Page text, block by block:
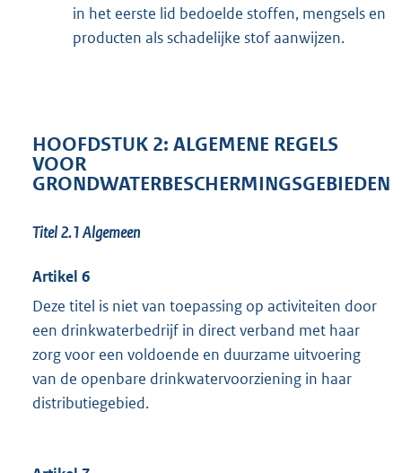
in het eerste lid bedoelde stoffen, mengsels en
producten als schadelijke stof aanwijzen.
HOOFDSTUK 2: ALGEMENE REGELS
VOOR
GRONDWATERBESCHERMINGSGEBIEDEN
Titel 2.1 Algemeen
Artikel 6
Deze titel is niet van toepassing op activiteiten door
een drinkwaterbedrijf in direct verband met haar
zorg voor een voldoende en duurzame uitvoering
van de openbare drinkwatervoorziening in haar
distributiegebied.